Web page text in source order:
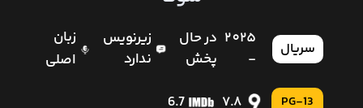
سریال
2025
-
در حال
پخش
زیرنویس
ندارد
زبان
اصلی
PG-13
7.8
6.7